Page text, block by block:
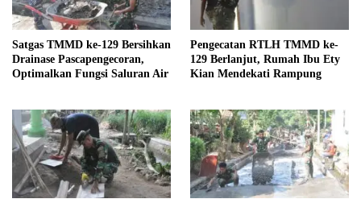
Satgas TMMD ke-129 Bersihkan
Drainase Pascapengecoran,
Optimalkan Fungsi Saluran Air
Pengecatan RTLH TMMD ke-
129 Berlanjut, Rumah Ibu Ety
Kian Mendekati Rampung